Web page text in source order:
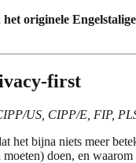
originele
first
US, CIPP/E, FIP,
het bijna niets meer
doen, en